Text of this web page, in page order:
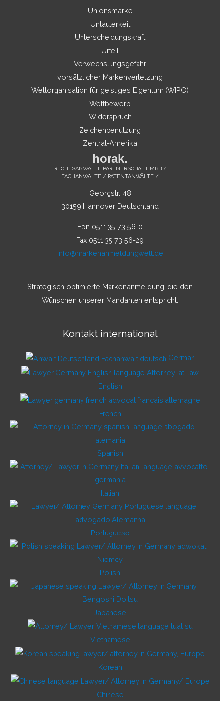
Unionsmarke
Unlauterkeit
Unterscheidungskraft
Urteil
Verwechslungsgefahr
vorsätzlicher Markenverletzung
Weltorganisation für geistiges Eigentum (WIPO)
Wettbewerb
Widerspruch
Zeichenbenutzung
Zentral-Amerika
horak.
RECHTSANWÄLTE PARTNERSCHAFT MBB /
FACHANWÄLTE / PATENTANWÄLTE /
Georgstr. 48
30159 Hannover Deutschland
Fon 0511.35 73 56-0
Fax 0511.35 73 56-29
info@markenanmeldungwelt.de
Strategisch optimierte Markenanmeldung, die den
Wünschen unserer Mandanten entspricht.
Kontakt international
German
English
French
Spanish
Italian
Portuguese
Polish
Japanese
Vietnamese
Korean
Chinese